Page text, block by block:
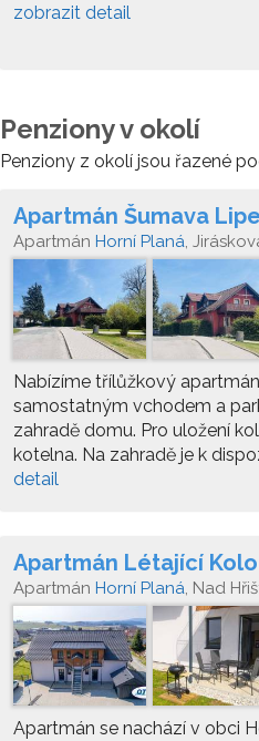
zobrazit detail
Penziony v okolí
Penziony z okolí jsou řazené
Apartmán Šumava
Apartmán Horní Planá,
Nabízíme třílůžkový
samostatným vchodem a
zahradě domu. Pro uložení
kotelna. Na zahradě je k
detail
Apartmán Létající Kolo
Apartmán Horní Planá, Nad
Apartmán se nachází v obci